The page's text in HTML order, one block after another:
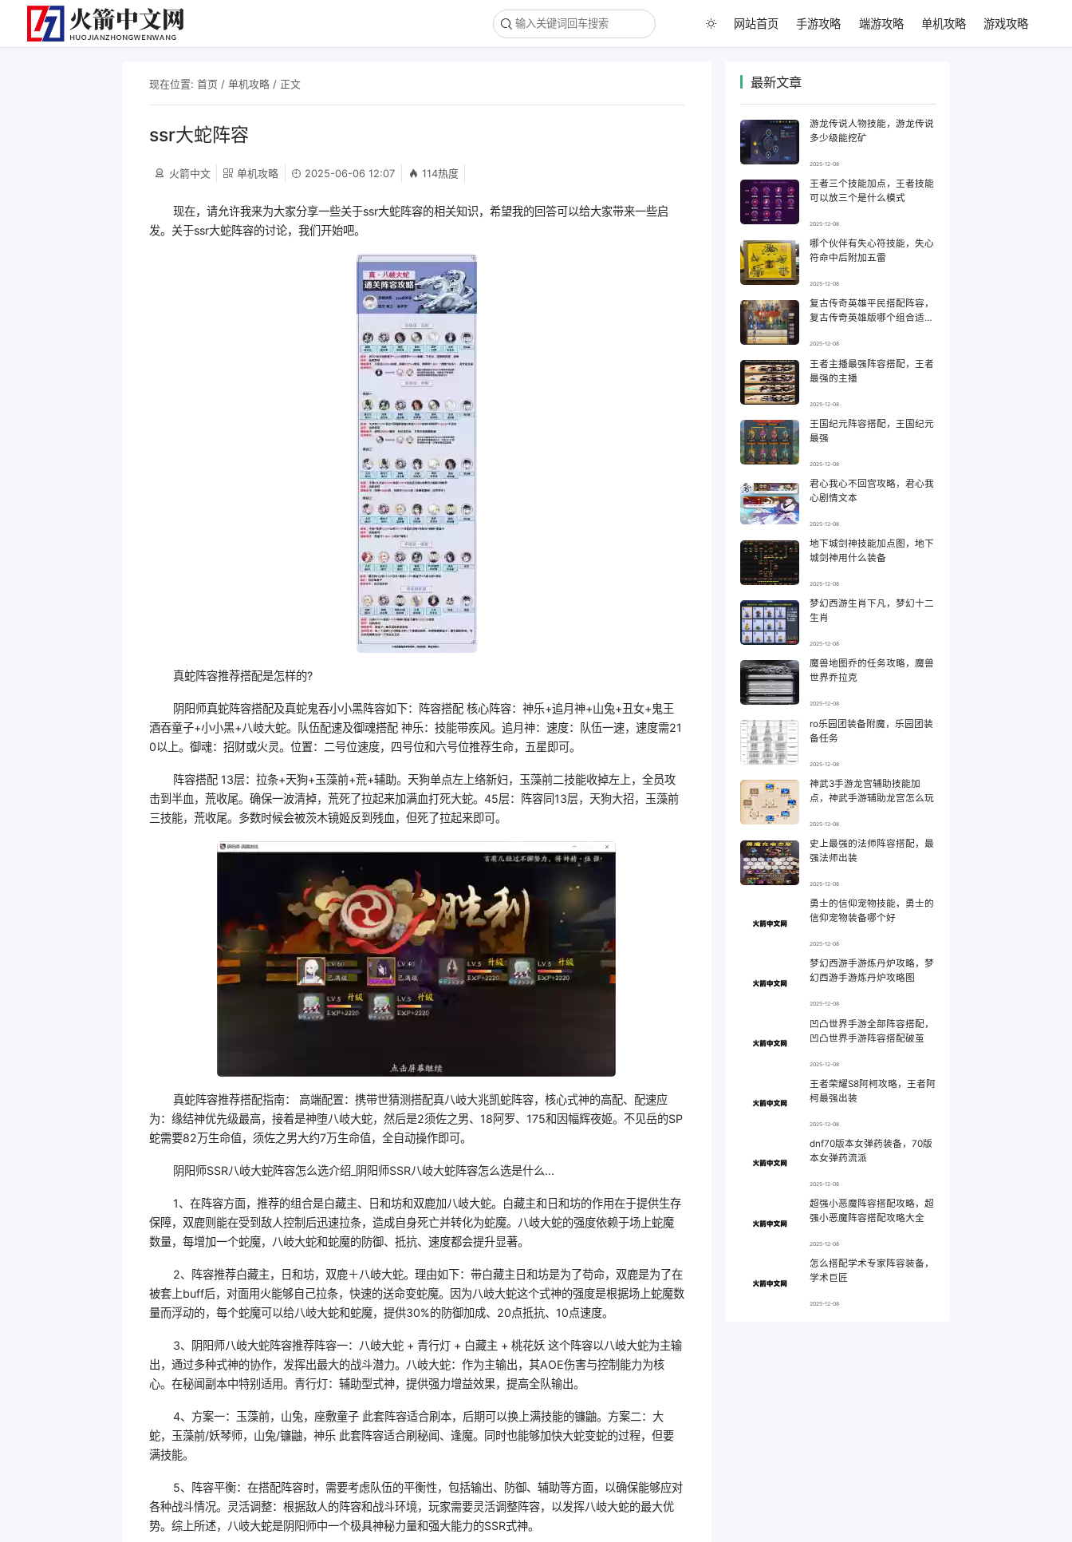
网站首页 手游攻略 端游攻略 单机攻略 游戏攻略
现在位置: 首页 / 单机攻略/ 正文
ssr大蛇阵容
火箭中文 单机攻略 2025-06-06 12:07 114热度
现在，请允许我来为大家分享一些关于ssr大蛇阵容的相关知识，希望我的回答可以给大家带来一些启
发。关于ssr大蛇阵容的讨论，我们开始吧。
真蛇阵容推荐搭配是怎样的?
阴阳师真蛇阵容搭配及真蛇鬼吞小小黑阵容如下：阵容搭配 核心阵容：神乐+追月神+山兔+丑女+鬼王
酒吞童子+小小黑+八岐大蛇。队伍配速及御魂搭配 神乐：技能带疾风。追月神：速度：队伍一速，速度需21
0以上。御魂：招财或火灵。位置：二号位速度，四号位和六号位推荐生命，五星即可。
阵容搭配 13层：拉条+天狗+玉藻前+荒+辅助。天狗单点左上络新妇，玉藻前二技能收掉左上，全员攻
击到半血，荒收尾。确保一波清掉，荒死了拉起来加满血打死大蛇。45层：阵容同13层，天狗大招，玉藻前
三技能，荒收尾。多数时候会被茨木镜姬反到残血，但死了拉起来即可。
真蛇阵容推荐搭配指南： 高端配置：携带世猜测搭配真八岐大兆凯蛇阵容，核心式神的高配、配速应
为：缘结神优先级最高，接着是神堕八岐大蛇，然后是2须佐之男、18阿罗、175和因幅辉夜姬。不见岳的SP
蛇需要82万生命值，须佐之男大约7万生命值，全自动操作即可。
阴阳师SSR八岐大蛇阵容怎么选介绍_阴阳师SSR八岐大蛇阵容怎么选是什么...
1、在阵容方面，推荐的组合是白藏主、日和坊和双鹿加八岐大蛇。白藏主和日和坊的作用在于提供生存
保障，双鹿则能在受到敌人控制后迅速拉条，造成自身死亡并转化为蛇魔。八岐大蛇的强度依赖于场上蛇魔
数量，每增加一个蛇魔，八岐大蛇和蛇魔的防御、抵抗、速度都会提升显著。
2、阵容推荐白藏主，日和坊，双鹿＋八岐大蛇。理由如下：带白藏主日和坊是为了苟命，双鹿是为了在
被套上buff后，对面用火能够自己拉条，快速的送命变蛇魔。因为八岐大蛇这个式神的强度是根据场上蛇魔数
量而浮动的，每个蛇魔可以给八岐大蛇和蛇魔，提供30%的防御加成、20点抵抗、10点速度。
3、阴阳师八岐大蛇阵容推荐阵容一：八岐大蛇 + 青行灯 + 白藏主 + 桃花妖 这个阵容以八岐大蛇为主输
出，通过多种式神的协作，发挥出最大的战斗潜力。八岐大蛇：作为主输出，其AOE伤害与控制能力为核
心。在秘闻副本中特别适用。青行灯：辅助型式神，提供强力增益效果，提高全队输出。
4、方案一：玉藻前，山兔，座敷童子 此套阵容适合刷本，后期可以换上满技能的镰鼬。方案二：大
蛇，玉藻前/妖琴师，山兔/镰鼬，神乐 此套阵容适合刷秘闻、逢魔。同时也能够加快大蛇变蛇的过程，但要
满技能。
5、阵容平衡：在搭配阵容时，需要考虑队伍的平衡性，包括输出、防御、辅助等方面，以确保能够应对
各种战斗情况。灵活调整：根据敌人的阵容和战斗环境，玩家需要灵活调整阵容，以发挥八岐大蛇的最大优
势。综上所述，八岐大蛇是阴阳师中一个极具神秘力量和强大能力的SSR式神。
最新文章
游龙传说人物技能，游龙传说
多少级能挖矿
2025-12-08
王者三个技能加点，王者技能
可以放三个是什么模式
2025-12-08
哪个伙伴有失心符技能，失心
符命中后附加五雷
2025-12-08
复古传奇英雄平民搭配阵容，
复古传奇英雄版哪个组合适合
2025-12-08
王者主播最强阵容搭配，王者
最强的主播
2025-12-08
王国纪元阵容搭配，王国纪元
最强
2025-12-08
君心我心不回宫攻略，君心我
心剧情文本
2025-12-08
地下城剑神技能加点图，地下
城剑神用什么装备
2025-12-08
梦幻西游生肖下凡，梦幻十二
生肖
2025-12-08
魔兽地图乔的任务攻略，魔兽
世界乔拉克
2025-12-08
ro乐园团装备附魔，乐园团装
备任务
2025-12-08
神武3手游龙宫辅助技能加
点，神武手游辅助龙宫怎么玩
2025-12-08
史上最强的法师阵容搭配，最
强法师出装
2025-12-08
勇士的信仰宠物技能，勇士的
信仰宠物装备哪个好
2025-12-08
梦幻西游手游炼丹炉攻略，梦
幻西游手游炼丹炉攻略图
2025-12-08
凹凸世界手游全部阵容搭配，
凹凸世界手游阵容搭配破茧
2025-12-08
王者荣耀S8阿柯攻略，王者阿
柯最强出装
2025-12-08
dnf70版本女弹药装备，70版
本女弹药流派
2025-12-08
超强小恶魔阵容搭配攻略，超
强小恶魔阵容搭配攻略大全
2025-12-08
怎么搭配学术专家阵容装备，
学术巨匠
2025-12-08